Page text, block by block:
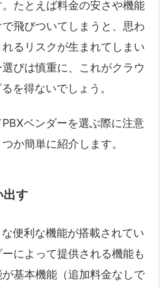
たとえば料金の安さや機能
飛びついてしまうと、思わ
るリスクが生まれてしまい
びは慎重に、これがクラウ
を得ないでしょう。
ベンダーを選ぶ際に注意
か簡単に紹介します。
出す
便利な機能が搭載されてい
によって提供される機能も
基本機能（追加料金なしで